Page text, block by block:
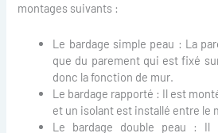
montages suivants :
Le bardage simple peau : La
que du parement qui est fixé
donc la fonction de mur.
Le bardage rapporté : Il est
et un isolant est installé entre le
Le bardage double peau : Il